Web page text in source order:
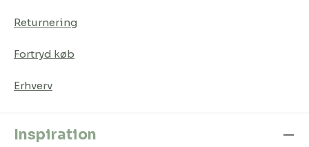
Returnering
Fortryd køb
Erhverv
Inspiration